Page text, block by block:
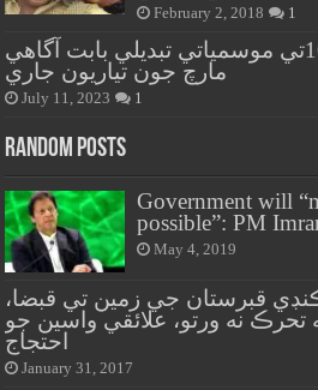
February 2, 2018 1
ڪراچي ۾ جولاءِ16تي موسمياتي تبديلي بابت آگاهي
مارچ جون تياريون جاري
July 11, 2023 1
Random Posts
Government will
possible”: PM
May 4, 2019
قبرستان جي زمين تي قبضا،
نه ورتو، علائقي واسين جو
احتجاج
January 31, 2017